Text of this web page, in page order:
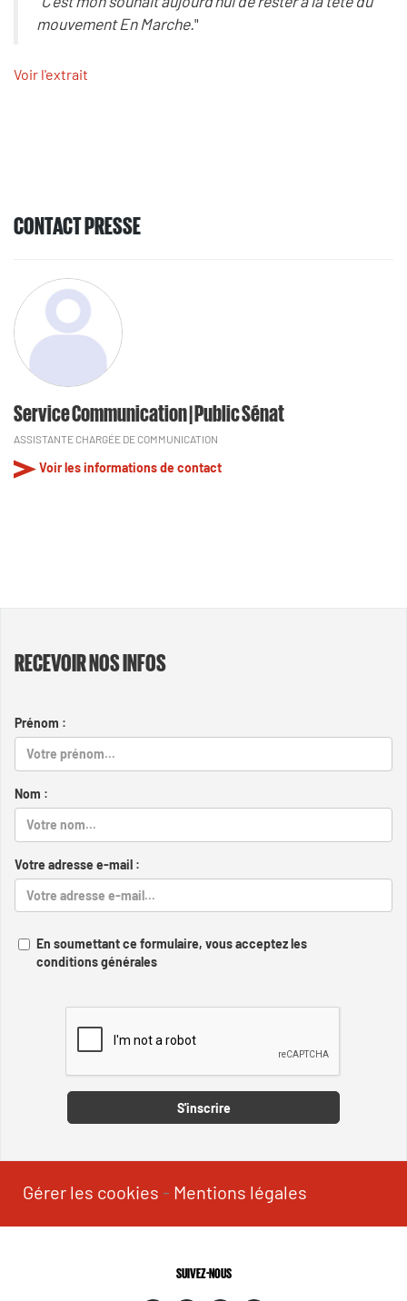
mouvement En Marche."
Voir l'extrait
CONTACT PRESSE
Service Communication | Public Sénat
ASSISTANTE CHARGÉE DE COMMUNICATION
Voir les informations de contact
RECEVOIR NOS INFOS
Prénom :
Nom :
Votre adresse e-mail :
En soumettant ce formulaire, vous acceptez les
conditions générales
S'inscrire
Gérer les cookies - Mentions légales
SUIVEZ-NOUS